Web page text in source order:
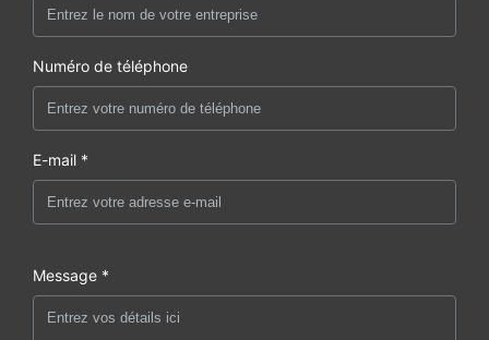
Numéro de téléphone
E-mail *
Message *